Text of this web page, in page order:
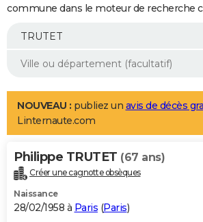
Essais
Réserver un essai
Citadines
Berlines
SUV
Forum auto
+
Mobiles
Meilleur smartphone
Internet
Ordinateurs
Jeux vidéo
Guide high-tech
Aménagement intérieur
LIFESTYLE
Art de vivre
Bien-être
Loisirs
Mode
Modes de vie
Alimentation
Guide de la santé
Maladies
Médicaments
Sommeil
VOYAGE
Destinations
City break
Voyage nature
Voyage de noces
Forum
Climat
+PHOTO
GUIDES D'ACHAT
commune dans le moteur de recherche
NOUVEAU : publiez un avis de décès
Linternaute.com
Philippe TRUTET (67 ans)
Créer une cagnotte obsèques
Naissance
28/02/1958 à Paris (Paris)